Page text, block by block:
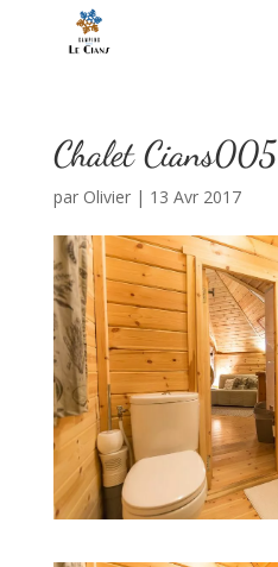
Chalet Cians005
par Olivier| 13 Avr 2017